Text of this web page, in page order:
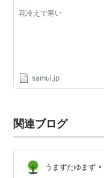
花冷えで寒い
samui.jp
関連ブログ
うまずたゆまず •